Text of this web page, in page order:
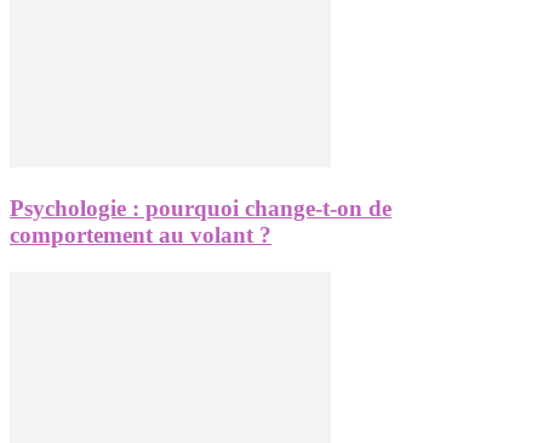
Psychologie : pourquoi change-t-on de
comportement au volant ?